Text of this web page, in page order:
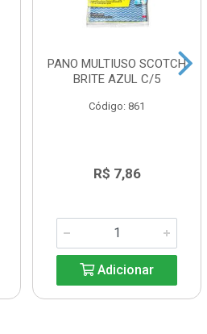
PANO MULTIUSO SCOTCH
BRITE AZUL C/5
Código: 861
R$ 7,86
Adicionar